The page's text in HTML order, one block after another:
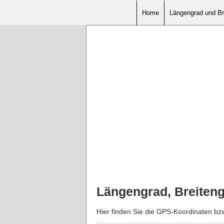
Home Längengrad und
Längengrad,
Hier finden Sie die GPS-Koordinaten